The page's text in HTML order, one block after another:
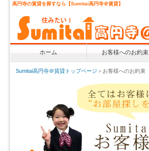
高円寺の賃貸を探すなら【Sumitai高円寺＠賃貸】
ホーム お客様へのお約束
Sumitai高円寺＠賃貸トップページ ＞お客様へのお約束